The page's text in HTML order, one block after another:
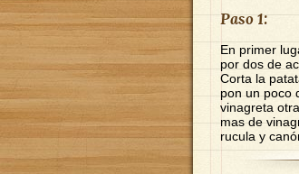
Paso 1:
En primer
por dos de
Corta la
pon un poco
vinagreta
mas de
rucula y